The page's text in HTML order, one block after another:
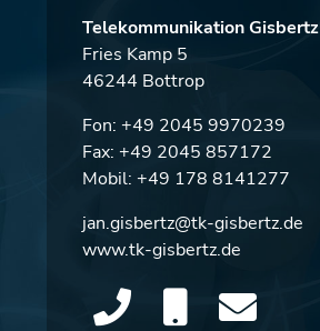
Telekommunikation Gisbertz
Fries Kamp 5
46244 Bottrop
Fon: +49 2045 9970239
Fax: +49 2045 857172
Mobil: +49 178 8141277
jan.gisbertz@tk-gisbertz.de
www.tk-gisbertz.de